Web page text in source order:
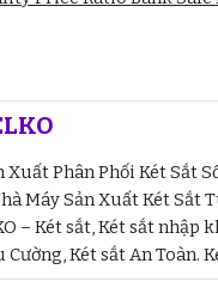
Xuất Phân Phối Két Sắt
Máy Sản Xuất Két Sắt
– Két sắt, Két sắt nhập
Két sắt An Toàn.